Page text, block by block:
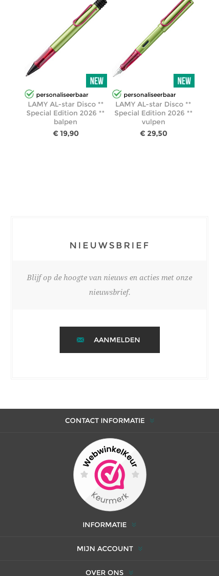
personaliseerbaar
LAMY AL-star Disco **
Special Edition 2026 **
balpen
€ 19,90
personaliseerbaar
LAMY AL-star Disco **
Special Edition 2026 **
vulpen
€ 29,50
NIEUWSBRIEF
Blijf op de hoogte van nieuws en acties met onze
nieuwsbrief.
AANMELDEN
CONTACT INFORMATIE
INFORMATIE
MIJN ACCOUNT
OVER ONS